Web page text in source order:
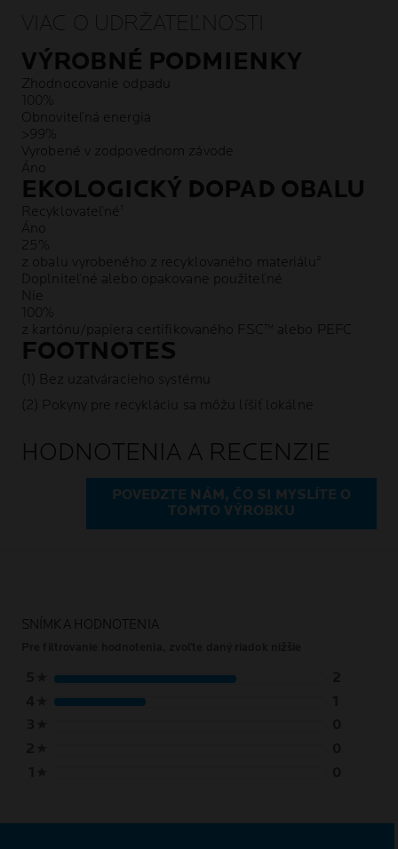
VIAC O UDRŽATEĽNOSTI
VÝROBNÉ PODMIENKY
Zhodnocovanie odpadu
100%
Obnoviteľná energia
>99%
Vyrobené v zodpovednom závode
Áno
EKOLOGICKÝ DOPAD OBALU
Recyklovateľné¹
Áno
25%
z obalu vyrobeného z recyklovaného materiálu²
Doplniteľné alebo opakovane použiteľné
Nie
100%
z kartónu/papiera certifikovaného FSC™ alebo PEFC
FOOTNOTES
(1) Bez uzatváracieho systému
(2) Pokyny pre recykláciu sa môžu líšiť lokálne
HODNOTENIA A RECENZIE
POVEDZTE NÁM, ČO SI MYSLÍTE O
TOMTO VÝROBKU
SNÍMKA HODNOTENIA